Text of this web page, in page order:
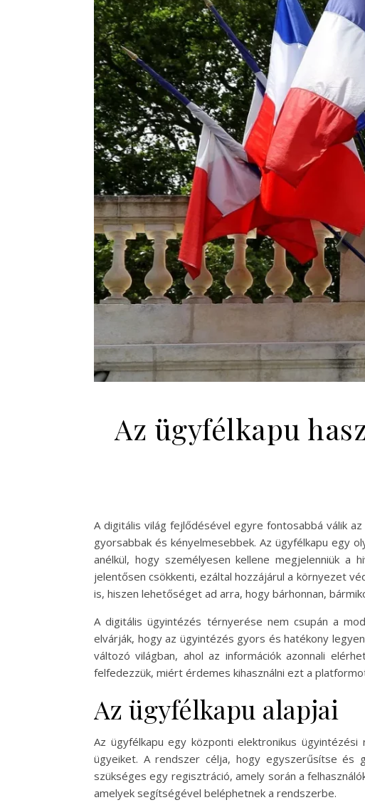
Az ügyfélkapu
A digitális világ fejlődésével egyre fontosabbá válik
gyorsabbak és kényelmesebbek. Az ügyfélkapu egy
anélkül, hogy személyesen kellene megjelenniük a
jelentősen csökkenti, ezáltal hozzájárul a környezet
is, hiszen lehetőséget ad arra, hogy bárhonnan,
A digitális ügyintézés térnyerése nem csupán a
elvárják, hogy az ügyintézés gyors és hatékony
változó világban, ahol az információk azonnali
felfedezzük, miért érdemes kihasználni ezt a
Az ügyfélkapu alapjai
Az ügyfélkapu egy központi elektronikus
ügyeiket. A rendszer célja, hogy egyszerűsítse és
szükséges egy regisztráció, amely során a
amelyek segítségével beléphetnek a rendszerbe.